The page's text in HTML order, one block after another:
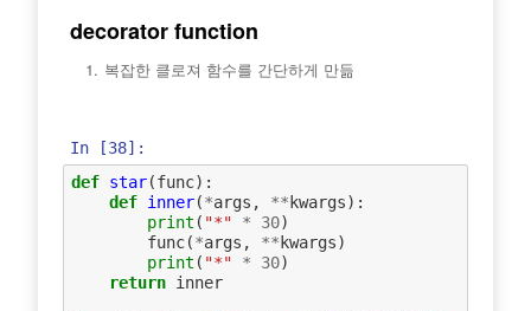
decorator function
복잡한 클로져 함수를 간단하게 만듦
In [38]:
def star(func):
def inner(*args , ** kwargs):
print ( "*" * 30)
func(*args , ** kwargs)
print ( "*" * 30)
return inner